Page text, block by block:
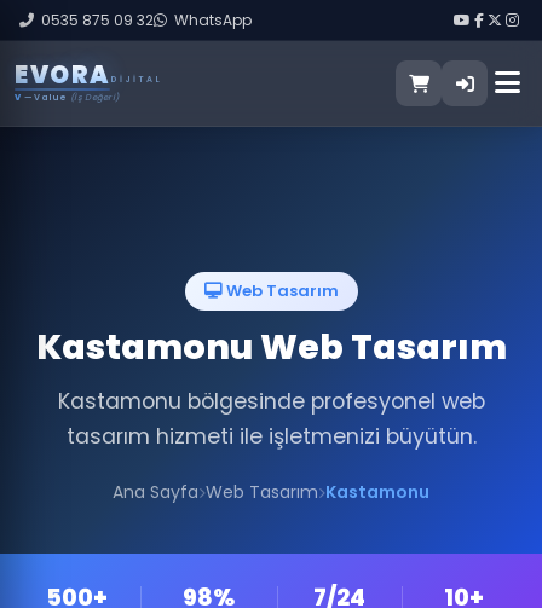
0535 875 09 32 WhatsApp
EVORA DIJITAL
V — Value (İş Değeri)
Web Tasarım
Kastamonu Web Tasarım
Kastamonu bölgesinde profesyonel web
tasarım hizmeti ile işletmenizi büyütün.
Ana Sayfa Web Tasarım Kastamonu
500+ 98% 7/24 10+